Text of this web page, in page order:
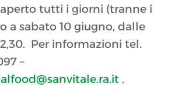
aperto tutti i giorni (tranne i
a sabato 10 giugno, dalle
Per informazioni tel.
–
.